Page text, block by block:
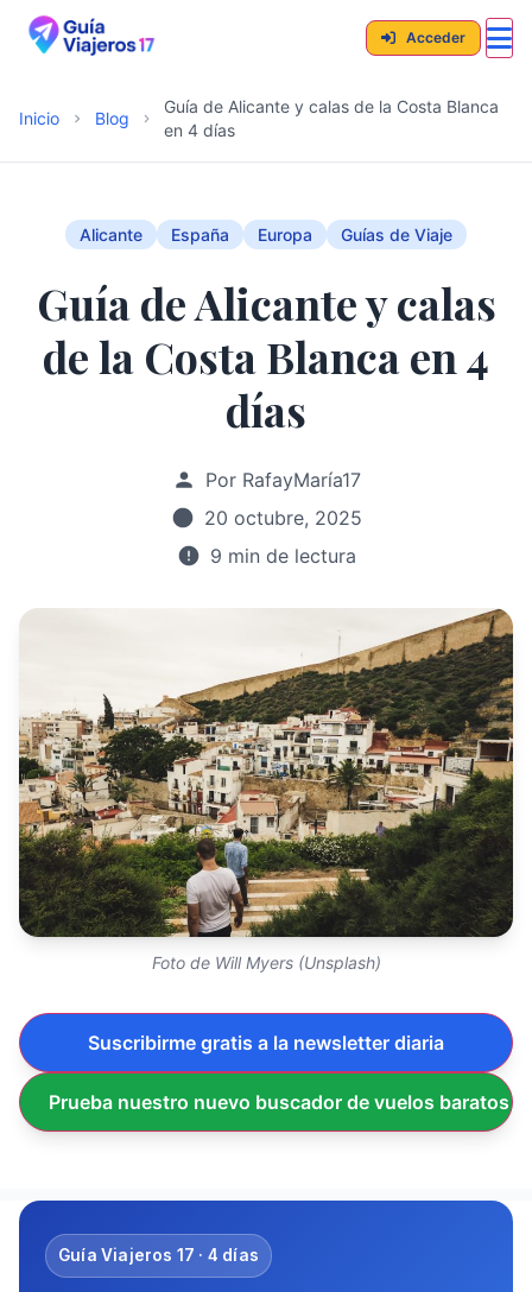
Acceder
Inicio Blog
Guía de Alicante y calas de la Costa Blanca
en 4 días
Alicante España Europa Guías de Viaje
Guía de Alicante y calas
de la Costa Blanca en 4
días
Por RafayMaría17
20 octubre, 2025
9 min de lectura
Foto de Will Myers (Unsplash)
Suscribirme gratis a la newsletter diaria
Prueba nuestro nuevo buscador de vuelos baratos
Guía Viajeros 17 · 4 días